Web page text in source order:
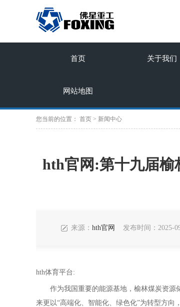
首页 关于我们
网站地图
您当前的位置： 首页 > 新闻中心
hth官网:第十九届榆
来源： hth官网 发布时间：2025-
hth体育平台:
作为我国重要的能源基地，榆林煤炭资源
来更以“高端化、智能化、绿色化”为转型方